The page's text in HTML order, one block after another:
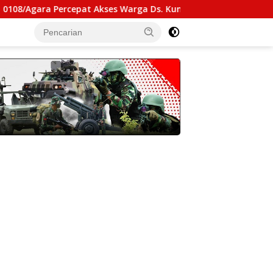
Akses Warga Ds. Kuning Abadi Aceh Tenggara